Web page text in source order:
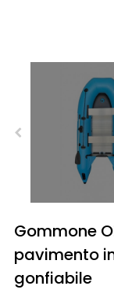
Gommone
pavimento
gonfiabile